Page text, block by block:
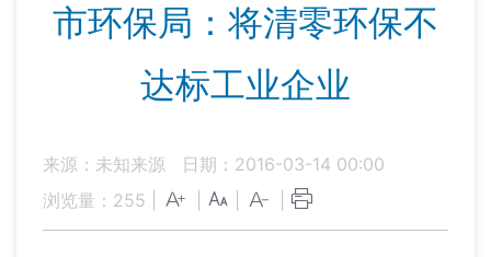
市环保局：将清零环保不
达标工业企业
来源：未知来源
日期：2016-03-14 00:00
浏览量： 255